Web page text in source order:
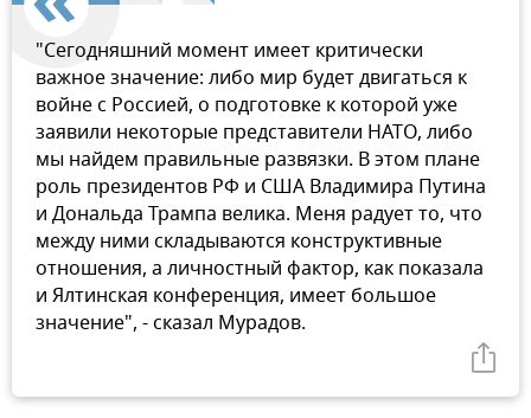
"Сегодняшний момент имеет критически
важное значение: либо мир будет двигаться к
войне с Россией, о подготовке к которой уже
заявили некоторые представители НАТО, либо
мы найдем правильные развязки. В этом плане
роль президентов РФ и США Владимира Путина
и Дональда Трампа велика. Меня радует то, что
между ними складываются конструктивные
отношения, а личностный фактор, как показала
и Ялтинская конференция, имеет большое
значение", - сказал Мурадов.